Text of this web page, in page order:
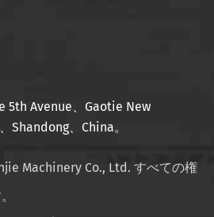
5th Avenue、Gaotie New
Shandong、China。
Machinery Co., Ltd. すべての権